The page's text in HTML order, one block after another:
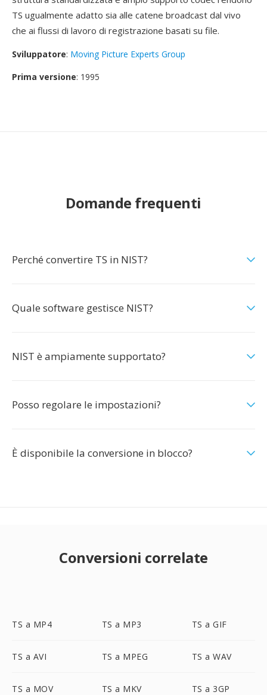
TS ugualmente adatto sia alle catene broadcast dal vivo
che ai flussi di lavoro di registrazione basati su file.
Sviluppatore: Moving Picture Experts Group
Prima versione: 1995
Domande frequenti
Perché convertire TS in NIST?
Quale software gestisce NIST?
NIST è ampiamente supportato?
Posso regolare le impostazioni?
È disponibile la conversione in blocco?
Conversioni correlate
TS a MP4 TS a MP3 TS a GIF
TS a AVI TS a MPEG TS a WAV
TS a MOV TS a MKV TS a 3GP